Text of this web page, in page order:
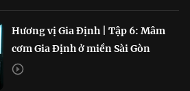
Hương vị Gia Định | Tập 6: Mâm
cơm Gia Định ở miền Sài Gòn